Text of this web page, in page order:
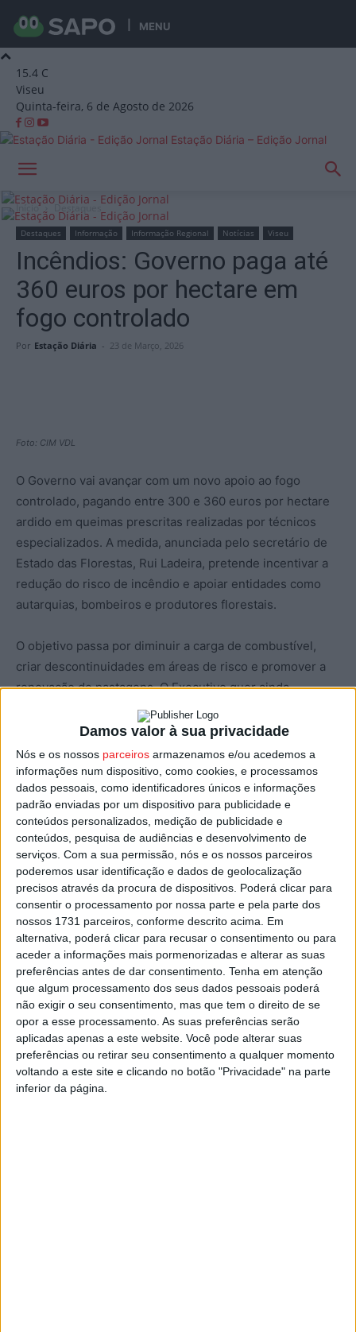
Damos valor à sua privacidade
Nós e os nossos parceiros armazenamos e/ou acedemos a
informações num dispositivo, como cookies, e processamos
dados pessoais, como identificadores únicos e informações
padrão enviadas por um dispositivo para publicidade e
conteúdos personalizados, medição de publicidade e
conteúdos, pesquisa de audiências e desenvolvimento de
serviços. Com a sua permissão, nós e os nossos parceiros
poderemos usar identificação e dados de geolocalização
precisos através da procura de dispositivos. Poderá clicar para
consentir o processamento por nossa parte e pela parte dos
nossos 1731 parceiros, conforme descrito acima. Em
alternativa, poderá clicar para recusar o consentimento ou para
aceder a informações mais pormenorizadas e alterar as suas
preferências antes de dar consentimento. Tenha em atenção
que algum processamento dos seus dados pessoais poderá
não exigir o seu consentimento, mas que tem o direito de se
opor a esse processamento. As suas preferências serão
aplicadas apenas a este website. Você pode alterar suas
preferências ou retirar seu consentimento a qualquer momento
voltando a este site e clicando no botão "Privacidade" na parte
inferior da página.
MENU
15.4 C
Viseu
Quinta-feira, 6 de Agosto de 2026
Estação Diária – Edição Jornal
Início Destaques
Destaques Informação Informação Regional Notícias Viseu
Incêndios: Governo paga até
360 euros por hectare em
fogo controlado
Por Estação Diária - 23 de Março, 2026
Foto: CIM VDL
O Governo vai avançar com um novo apoio ao fogo
controlado, pagando entre 300 e 360 euros por hectare
ardido em queimas prescritas realizadas por técnicos
especializados. A medida, anunciada pelo secretário de
Estado das Florestas, Rui Ladeira, pretende incentivar a
redução do risco de incêndio e apoiar entidades como
autarquias, bombeiros e produtores florestais.
O objetivo passa por diminuir a carga de combustível,
criar descontinuidades em áreas de risco e promover a
renovação de pastagens. O Executivo quer ainda
aumentar a área intervencionada, apontando para cerca
de cinco mil hectares em 2026, o dobro da média anual
registada desde 2018.
Durante uma visita a Tondela, Rui Ladeira destacou
também o investimento de 50 milhões de euros em
equipamentos, como tratores trituradores, para apoio à
gestão florestal.
Além disso, serão lançados novos programas de
financiamento, num total de 60 milhões de euros, para
gestão de baldios, reconversão de povoamentos e
incentivo ao pastoreio, reforçando a estratégia de
prevenção de incêndios rurais.
Esta e outras notícias para ouvir na Estação Diária – 96.8
FM ou emwww.968.fm.
Pub